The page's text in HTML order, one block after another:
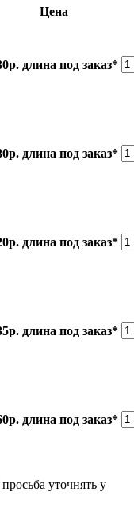
Цена
длина под заказ*
длина под заказ*
длина под заказ*
длина под заказ*
длина под заказ*
уточнять у